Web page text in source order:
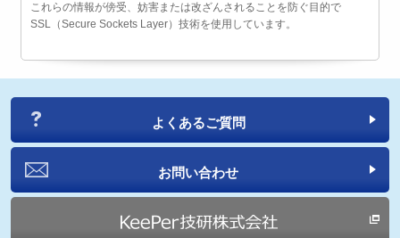
これらの情報が傍受、妨害または改ざんされることを防ぐ目的で
SSL（Secure Sockets Layer）技術を使用しています。
よくあるご質問
お問い合わせ